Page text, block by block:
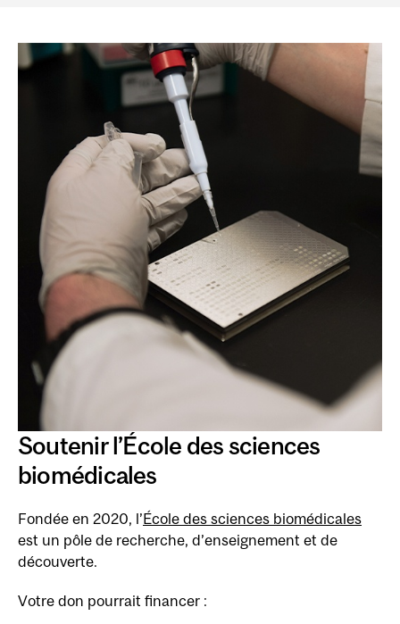
Soutenir l’École des sciences
biomédicales
Fondée en 2020, l’École des sciences biomédicales
est un pôle de recherche, d’enseignement et de
découverte.
Votre don pourrait financer :